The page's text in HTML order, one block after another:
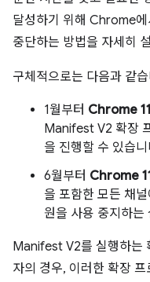
달성하기 위해 Chrome
중단하는 방법을 자세히
구체적으로는 다음과 같
1월부터 Chrome
Manifest V2 확장
을 진행할 수 있습니
6월부터 Chrome
을 포함한 모든 채
원을 사용 중지하는
Manifest V2를 실행하는
자의 경우, 이러한 확장